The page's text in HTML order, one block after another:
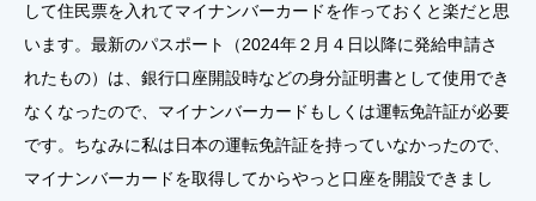
して住民票を入れてマイナンバーカードを作っておくと楽だと思
います。最新のパスポート（2024年２月４日以降に発給申請さ
れたもの）は、銀行口座開設時などの身分証明書として使用でき
なくなったので、マイナンバーカードもしくは運転免許証が必要
です。ちなみに私は日本の運転免許証を持っていなかったので、
マイナンバーカードを取得してからやっと口座を開設できまし